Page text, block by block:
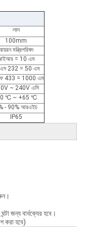
লাল
100mm
মন্ত্রিপরিষদ
= 10 এম
232 = 50 এম
433 = 1000 এম
~ 240V এসি
℃ ~ +65℃
- 90% আরএইচ
IP65
জন্য বার্ধক্যের হবে।
করা হবে)